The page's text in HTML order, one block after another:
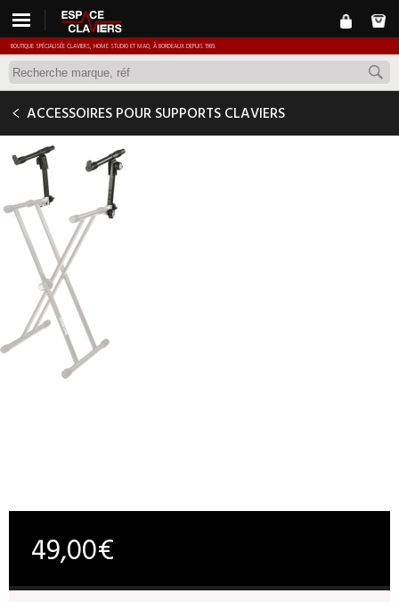
BOUTIQUE SPÉCIALISÉE CLAVIERS, HOME STUDIO ET MAO, À BORDEAUX DEPUIS 1989.
ACCESSOIRES POUR SUPPORTS CLAVIERS
QUIKLOK QLX-3
49,00€